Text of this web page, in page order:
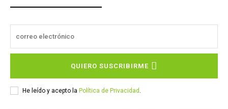
QUIERO SUSCRIBIRME
He leído y acepto la Política de Privacidad